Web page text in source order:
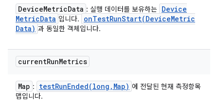
DeviceMetricData : 실행 데이터를 보유하는 Device
MetricData 입니다. onTestRunStart(DeviceMetric
Data) 과 동일한 객체입니다.
currentRunMetrics
Map : testRunEnded(long , Map) 에 전달된 현재 측정항목
맵입니다.